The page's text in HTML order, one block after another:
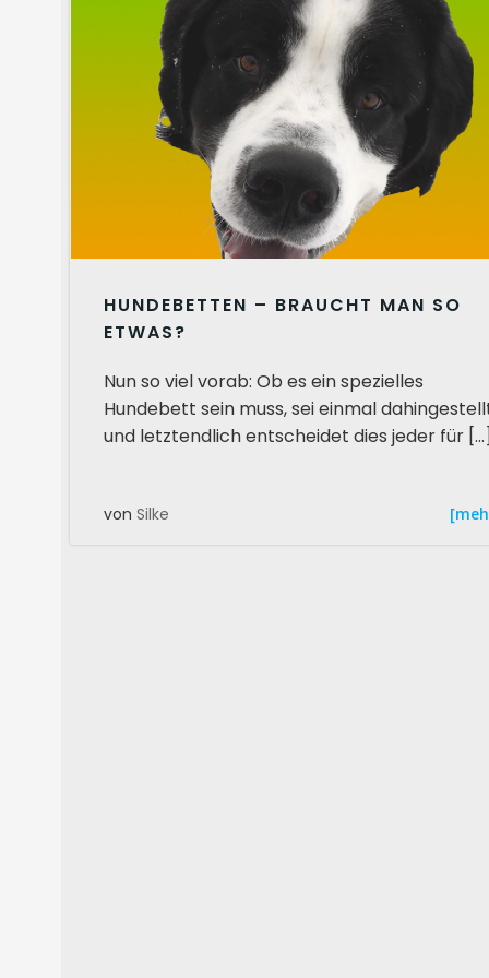
HUNDEBETTEN – BRAUCHT MAN SO
ETWAS?
Nun so viel vorab: Ob es ein spezielles
Hundebett sein muss, sei einmal
und letztendlich entscheidet dies jeder für
von Silke